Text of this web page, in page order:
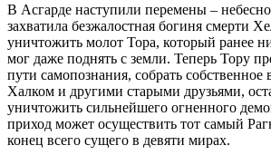
В Асгарде наступили перемены –
захватила безжалостная богиня смерти
уничтожить молот Тора, который ранее
мог даже поднять с земли. Теперь Тору
пути самопознания, собрать собственное
Халком и другими старыми друзьями,
уничтожить сильнейшего огненного
приход может осуществить тот самый
конец всего сущего в девяти мирах.